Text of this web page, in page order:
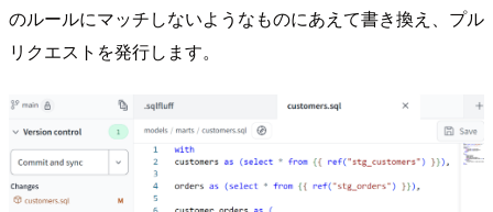
のルールにマッチしないようなものにあえて書き換え、プル
リクエストを発行します。